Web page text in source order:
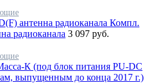
Компл.
радиоканала 3 097 руб.